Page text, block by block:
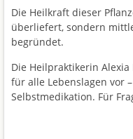
Die Heilkraft dieser
überliefert, sondern
begründet.
Die Heilpraktikerin
für alle Lebenslagen vor
Selbstmedikation. Für